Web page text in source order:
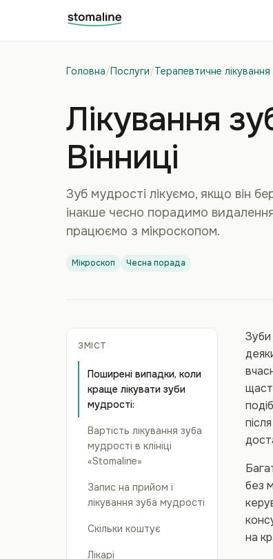
Головна/Послуги/Терапевтичне лікування
Лікування
Вінниці
Зуб мудрості лікуємо, якщо він
інакше чесно порадимо
працюємо з мікроскопом.
Мікроскоп Чесна порада
ЗМІСТ
Поширені випадки, коли
краще лікувати зуби
мудрості:
Вартість лікування зуба
мудрості в клініці
«Stomaline»
Запис на прийом і
лікування зуба мудрості
Скільки коштує
Лікарі
Зуби
без
на